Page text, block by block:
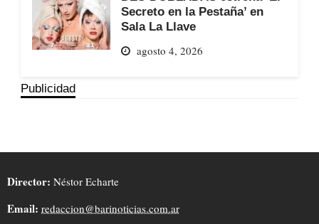
Secreto en la Pestaña’ en
Sala La Llave
agosto 4, 2026
Publicidad
Director: Néstor Echarte
Email: redaccion@barinoticias.com.ar